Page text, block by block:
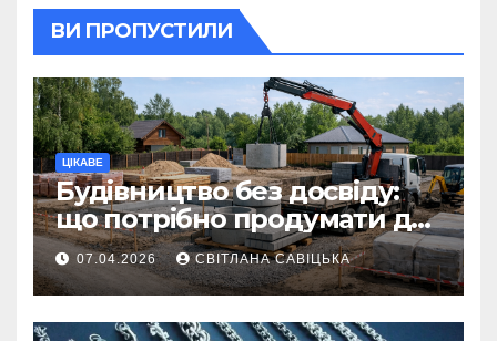
ВИ ПРОПУСТИЛИ
ЦІКАВЕ
Будівництво без досвіду:
що потрібно продумати до
першої доставки на
ділянку
07.04.2026 СВІТЛАНА САВІЦЬКА